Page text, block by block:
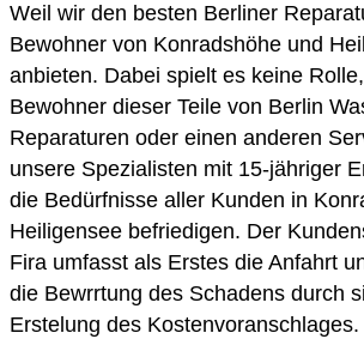
Weil wir den besten Berliner
Bewohner von Konradshöhe und
anbieten. Dabei spielt es keine
Bewohner dieser Teile von Berlin
Reparaturen oder einen anderen
unsere Spezialisten mit 15-jähriger
die Bedürfnisse aller Kunden in
Heiligensee befriedigen. Der
Fira umfasst als Erstes die Anfahrt
die Bewrrtung des Schadens durch
Erstelung des